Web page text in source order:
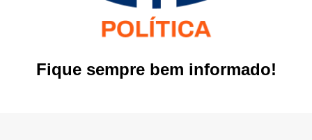
Fique sempre bem informado!